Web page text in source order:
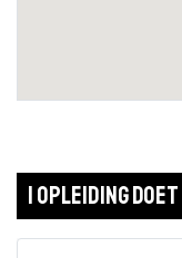
1 opleiding